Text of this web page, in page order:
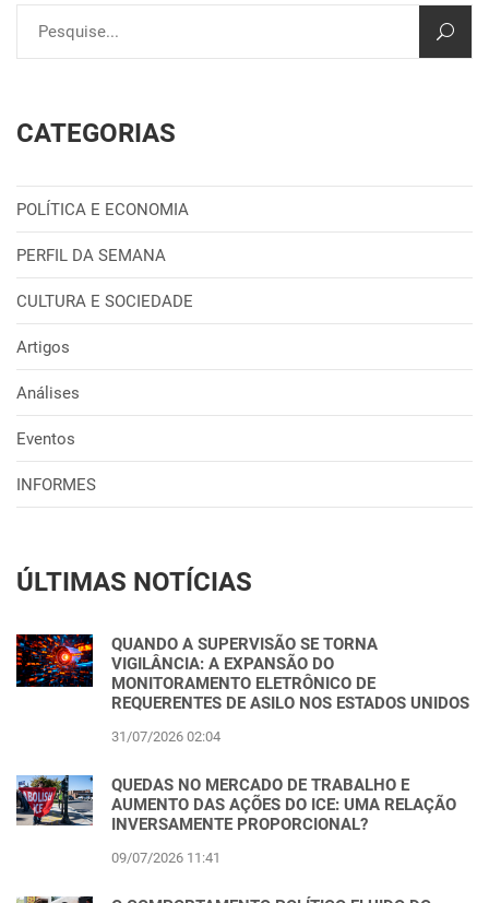
CATEGORIAS
POLÍTICA E ECONOMIA
PERFIL DA SEMANA
CULTURA E SOCIEDADE
Artigos
Análises
Eventos
INFORMES
ÚLTIMAS NOTÍCIAS
QUANDO A SUPERVISÃO SE TORNA
VIGILÂNCIA: A EXPANSÃO DO
MONITORAMENTO ELETRÔNICO DE
REQUERENTES DE ASILO NOS ESTADOS UNIDOS
31/07/2026 02:04
QUEDAS NO MERCADO DE TRABALHO E
AUMENTO DAS AÇÕES DO ICE: UMA RELAÇÃO
INVERSAMENTE PROPORCIONAL?
09/07/2026 11:41